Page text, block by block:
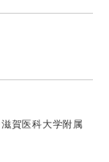
賀医科大学附属